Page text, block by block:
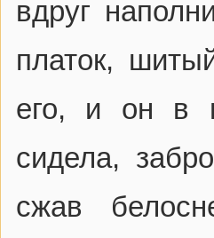
вдруг
платок,
его, и он в
сидела,
сжав